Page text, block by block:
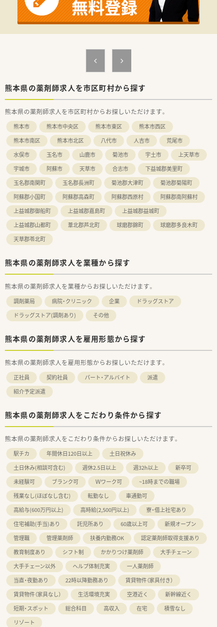
【募集背景と求める人物像について】
■体制強化を目的とした増員募集となっており、店舗の要となる
管理薬剤師として、周囲と協力しながら働ける方を求めていま
す。
密着型の薬局で長く腰を据えて活躍したいと考える方を歓迎し
待します。
■熊本県内に4店舗の調剤薬局を展開しており、地域に根ざした
経営を続けている、安定感のあるアットホームな法人です。
■代表者ご夫婦が薬剤師として現場に立たれているため、現場の
悩みや働きやすさに対して非常に理解があり、風通しの良い環境
です。
■門前医療機関との連携が非常にスムーズであり、疑義照会や情
報共有が活発に行われるなど、信頼関係が構築されています。
熊本県の薬剤師求人を市区町村から探す
熊本県の薬剤師求人を市区町村からお探しいただけます。
熊本市 熊本市中央区 熊本市東区
熊本市西区
熊本市南区
熊本市北区 八代市 人吉市
荒尾市
水俣市
玉名市 山鹿市 菊池市 宇土市
上天草市
宇城市
阿蘇市 天草市 合志市
下益城郡美里町
玉名郡南関町
玉名郡長洲町 菊池郡大津町
菊池郡菊陽町
阿蘇郡小国町
阿蘇郡高森町 阿蘇郡西原村
阿蘇郡南阿蘇村
上益城郡御船町
上益城郡嘉島町
上益城郡益城町
上益城郡山都町
葦北郡芦北町 球磨郡錦町
球磨郡多良木町
天草郡苓北町
熊本県の薬剤師求人を業種から探す
熊本県の薬剤師求人を業種からお探しいただけます。
調剤薬局 病院・クリニック 企業
ドラッグストア
ドラッグストア(調剤あり)
その他
熊本県の薬剤師求人を雇用形態から探す
熊本県の薬剤師求人を雇用形態からお探しいただけます。
正社員 契約社員 パート・アルバイト
派遣
紹介予定派遣
熊本県の薬剤師求人をこだわり条件から探す
熊本県の薬剤師求人をこだわり条件からお探しいただけます。
駅チカ 年間休日120日以上
土日祝休み
土日休み(相談可含む)
週休2.5日以上 週32h以上
新卒可
未経験可
ブランク可 Ｗワーク可
~18時までの職場
残業なし(ほぼなし含む)
転勤なし
車通勤可
高給与(600万円以上)
高時給(2,500円以上)
寮・借上社宅あり
住宅補助(手当)あり
託児所あり 60歳以上可
新規オープン
管理職
管理薬剤師 扶養内勤務OK
認定薬剤師取得支援あり
教育制度あり
シフト制 かかりつけ薬剤師
大手チェーン
大手チェーン以外
ヘルプ体制充実
一人薬剤師
当直・夜勤あり
22時以降勤務あり
賃貸物件（家具付き）
賃貸物件（家具なし）
生活環境充実 空港近く
新幹線近く
短期・スポット
総合科目 高収入 在宅
積雪なし
リゾート